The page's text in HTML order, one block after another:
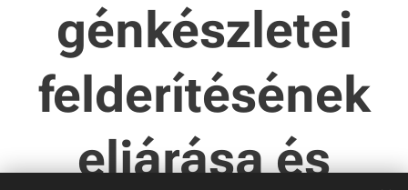
génkészletei
felderítésének
eljárása és